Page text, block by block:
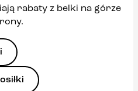
rabaty z belki na górze